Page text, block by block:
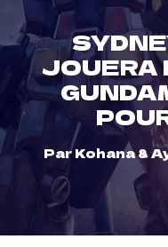
JOUERA
ParKohana &